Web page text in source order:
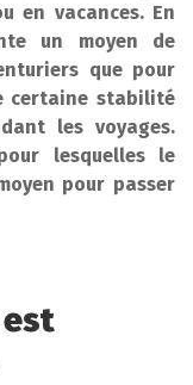
en vacances. En
un moyen de
que pour
certaine stabilité
les voyages.
lesquelles le
pour passer
est